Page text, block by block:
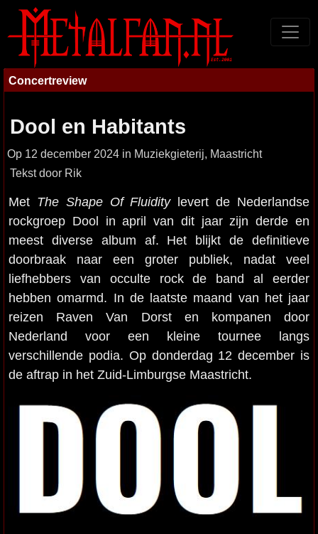
Concertreview
Dool en Habitants
Op 12 december 2024 in Muziekgieterij, Maastricht
Tekst door Rik
Met The Shape Of Fluiditylevert de Nederlandse
rockgroep Dool in april van dit jaar zijn derde en
meest diverse album af. Het blijkt de definitieve
doorbraak naar een groter publiek, nadat veel
liefhebbers van occulte rock de band al eerder
hebben omarmd. In de laatste maand van het jaar
reizen Raven Van Dorst en kompanen door
Nederland voor een kleine tournee langs
verschillende podia. Op donderdag 12 december is
de aftrap in het Zuid-Limburgse Maastricht.